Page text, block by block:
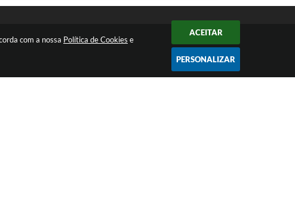
com a nossa Política de Cookies e
ACEITAR
PERSONALIZAR